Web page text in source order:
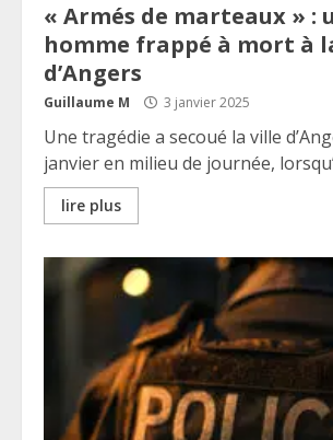
« Armés de marteaux » :
homme frappé à mort à
d’Angers
Guillaume M 3 janvier 2025
Une tragédie a secoué la ville
janvier en milieu de journée,
lire plus